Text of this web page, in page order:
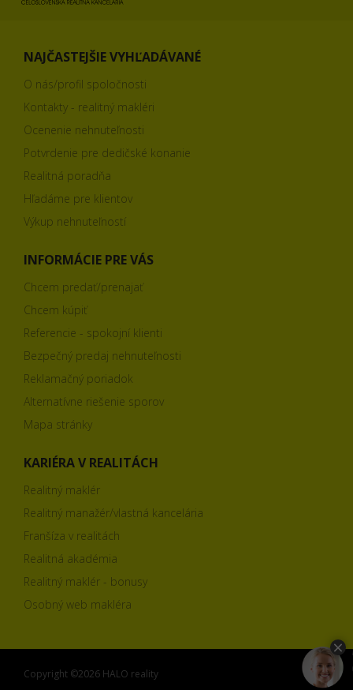
NAJČASTEJŠIE VYHĽADÁVANÉ
O nás/profil spoločnosti
Kontakty - realitný makléri
Ocenenie nehnuteľnosti
Potvrdenie pre dedičské konanie
Realitná poradňa
Hľadáme pre klientov
Výkup nehnuteľností
INFORMÁCIE PRE VÁS
Chcem predať/prenajať
Chcem kúpiť
Referencie - spokojní klienti
Bezpečný predaj nehnuteľnosti
Reklamačný poriadok
Alternatívne riešenie sporov
Mapa stránky
KARIÉRA V REALITÁCH
Realitný maklér
Realitný manažér/vlastná kancelária
Franšíza v realitách
Realitná akadémia
Realitný maklér - bonusy
Osobný web makléra
Copyright ©2026 HALO reality